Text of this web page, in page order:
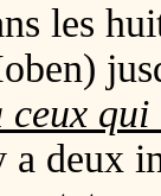
les
)
a deux